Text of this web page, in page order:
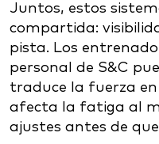
Juntos, estos
compartida:
pista. Los
personal de S&C
traduce la fuerza
afecta la fatiga al
ajustes antes de